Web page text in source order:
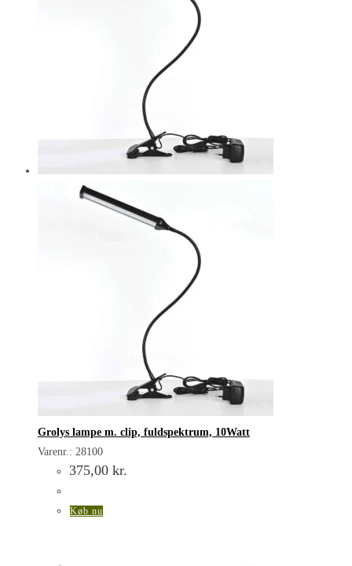
Grolys lampe m. clip, fuldspektrum, 10Watt
Varenr.: 28100
375,00 kr.
Køb nu